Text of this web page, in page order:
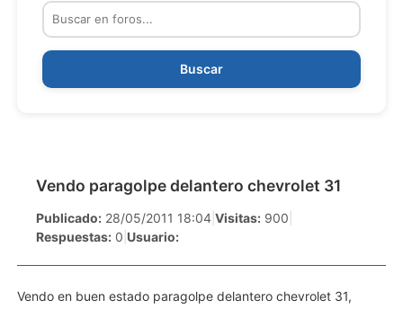
Vendo paragolpe delantero chevrolet 31
Publicado: 28/05/2011 18:04 Visitas: 900
Respuestas: 0 Usuario:
Vendo en buen estado paragolpe delantero chevrolet 31,
Buscar